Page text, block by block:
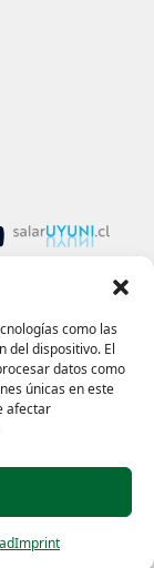
como las
del dispositivo. El
datos como
únicas en este
afectar
Imprint